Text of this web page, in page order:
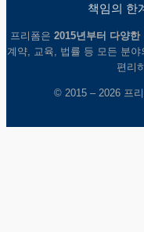
책임의 한
프리폼은 2015년부터 다양한
계약, 교육, 법률 등 모든 분야
편리
© 2015 – 2026 프